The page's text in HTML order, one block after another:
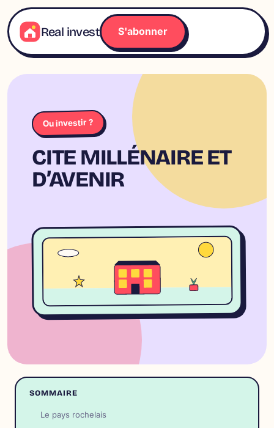
Aller
au
contenu
Real invest S'abonner
Ou investir ?
CITE MILLÉNAIRE ET
D’AVENIR
SOMMAIRE
Le pays rochelais